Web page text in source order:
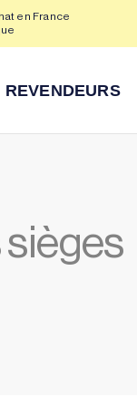
en France
REVENDEURS